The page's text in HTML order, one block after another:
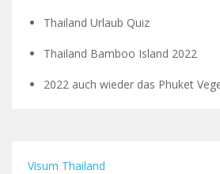
Thailand Urlaub Quiz
Thailand Bamboo Island 2022
2022 auch wieder das Phuket
Visum Thailand